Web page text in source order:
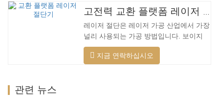
미늄 합금은 가볍고 강한 강성을 갖고 있
어 가공 시…
는 제품의 품질이 지속적으로 향상되고 있
습니다. 개선. 국내 레이저 절단기의 연구
개발 및 생산에서 큰 진전이 이루어졌습니
다. 강력한 R&D 역량과 우수한 제품 품질
을 갖춘 Lin Laser는 전국에 기반을 두고
세계를 바라보고 있습니다. 절단기 형식에
레이저 절단은 레이저 가공 산업에서 가장
널리 사용되는 가공 방법입니다. 보이지
않는 빔은 전통적인 기계식 칼을 대체하며
절단 패턴, 자동 조판, 재료 절약, 부드러
지금 연락하십시오
관련 뉴스